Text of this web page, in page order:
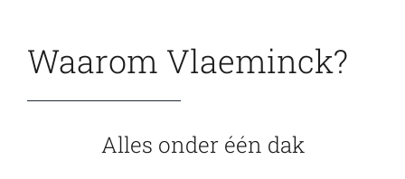
Waarom Vlaeminck?
Alles onder één dak